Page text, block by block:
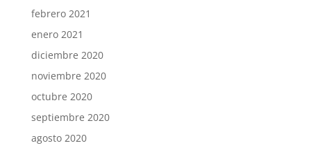
febrero 2021
enero 2021
diciembre 2020
noviembre 2020
octubre 2020
septiembre 2020
agosto 2020